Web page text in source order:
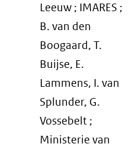
Leeuw ; IMARES ;
B. van den
Boogaard, T.
Buijse, E.
Lammens, I. van
Splunder, G.
Vossebelt ;
Ministerie van